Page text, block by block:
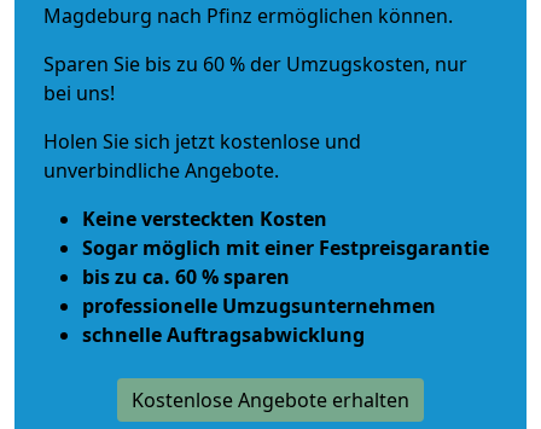
Magdeburg nach Pfinz ermöglichen können.
Sparen Sie bis zu 60 % der Umzugskosten, nur
bei uns!
Holen Sie sich jetzt kostenlose und
unverbindliche Angebote.
Keine versteckten Kosten
Sogar möglich mit einer Festpreisgarantie
bis zu ca. 60 % sparen
professionelle Umzugsunternehmen
schnelle Auftragsabwicklung
Kostenlose Angebote erhalten